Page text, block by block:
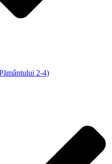
2-4)